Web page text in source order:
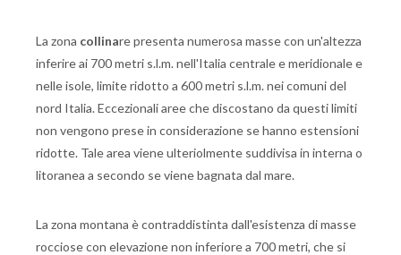
La zona collinare presenta numerosa masse con un'altezza
inferire ai 700 metri s.l.m. nell'Italia centrale e meridionale e
nelle isole, limite ridotto a 600 metri s.l.m. nei comuni del
nord Italia. Eccezionali aree che discostano da questi limiti
non vengono prese in considerazione se hanno estensioni
ridotte. Tale area viene ulteriolmente suddivisa in interna o
litoranea a secondo se viene bagnata dal mare.
La zona montana è contraddistinta dall'esistenza di masse
rocciose con elevazione non inferiore a 700 metri, che si